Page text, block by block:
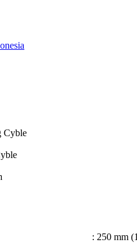
Cyble
: 250 mm